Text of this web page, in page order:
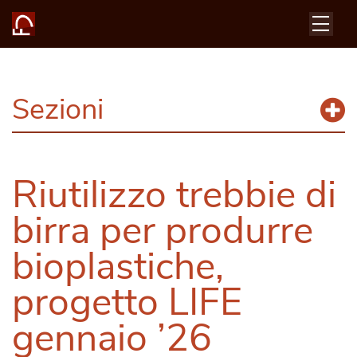
Sezioni
Riutilizzo trebbie di
birra per produrre
bioplastiche,
progetto LIFE
gennaio ’26